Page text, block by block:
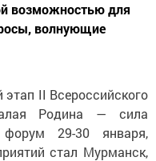
возможностью для
волнующие
этап II Всероссийского
Родина — сила
29-30 января,
стал Мурманск,